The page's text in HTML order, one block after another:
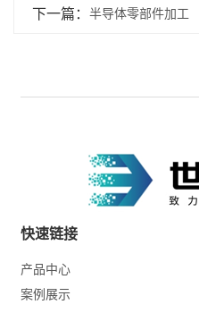
下一篇： 半导体零部件加工
快速链接
产品中心
案例展示